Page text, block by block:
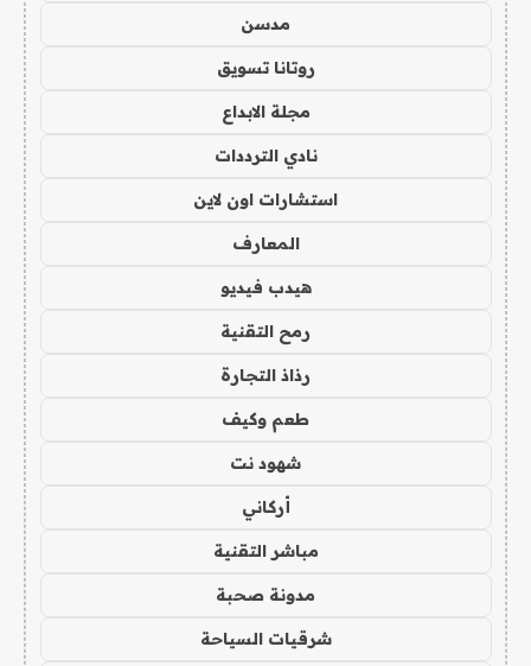
مدسن
روتانا تسويق
مجلة الابداع
نادي الترددات
استشارات اون لاين
المعارف
هيدب فيديو
رمح التقنية
رذاذ التجارة
طعم وكيف
شهود نت
أركاني
مباشر التقنية
مدونة صحبة
شرقيات السياحة